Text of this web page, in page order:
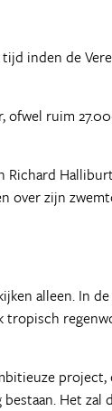
inden de
ruim
Richard
zijn
alleen. In
Het zal